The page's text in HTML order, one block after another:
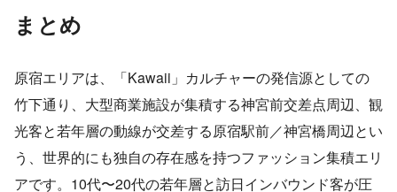
まとめ
原宿エリアは、「Kawaii」カルチャーの発信源としての
竹下通り、大型商業施設が集積する神宮前交差点周辺、観
光客と若年層の動線が交差する原宿駅前／神宮橋周辺とい
う、世界的にも独自の存在感を持つファッション集積エリ
アです。10代〜20代の若年層と訪日インバウンド客が圧